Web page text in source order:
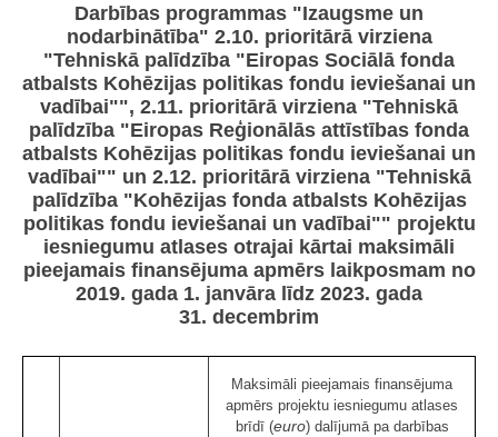
Darbības programmas "Izaugsme un
nodarbinātība" 2.10. prioritārā virziena
"Tehniskā palīdzība "Eiropas Sociālā fonda
atbalsts Kohēzijas politikas fondu ieviešanai un
vadībai"", 2.11. prioritārā virziena "Tehniskā
palīdzība "Eiropas Reģionālās attīstības fonda
atbalsts Kohēzijas politikas fondu ieviešanai un
vadībai"" un 2.12. prioritārā virziena "Tehniskā
palīdzība "Kohēzijas fonda atbalsts Kohēzijas
politikas fondu ieviešanai un vadībai"" projektu
iesniegumu atlases otrajai kārtai maksimāli
pieejamais finansējuma apmērs laikposmam no
2019. gada 1. janvāra līdz 2023. gada
31. decembrim
Maksimāli pieejamais finansējuma
apmērs projektu iesniegumu atlases
brīdī (euro) dalījumā pa darbības